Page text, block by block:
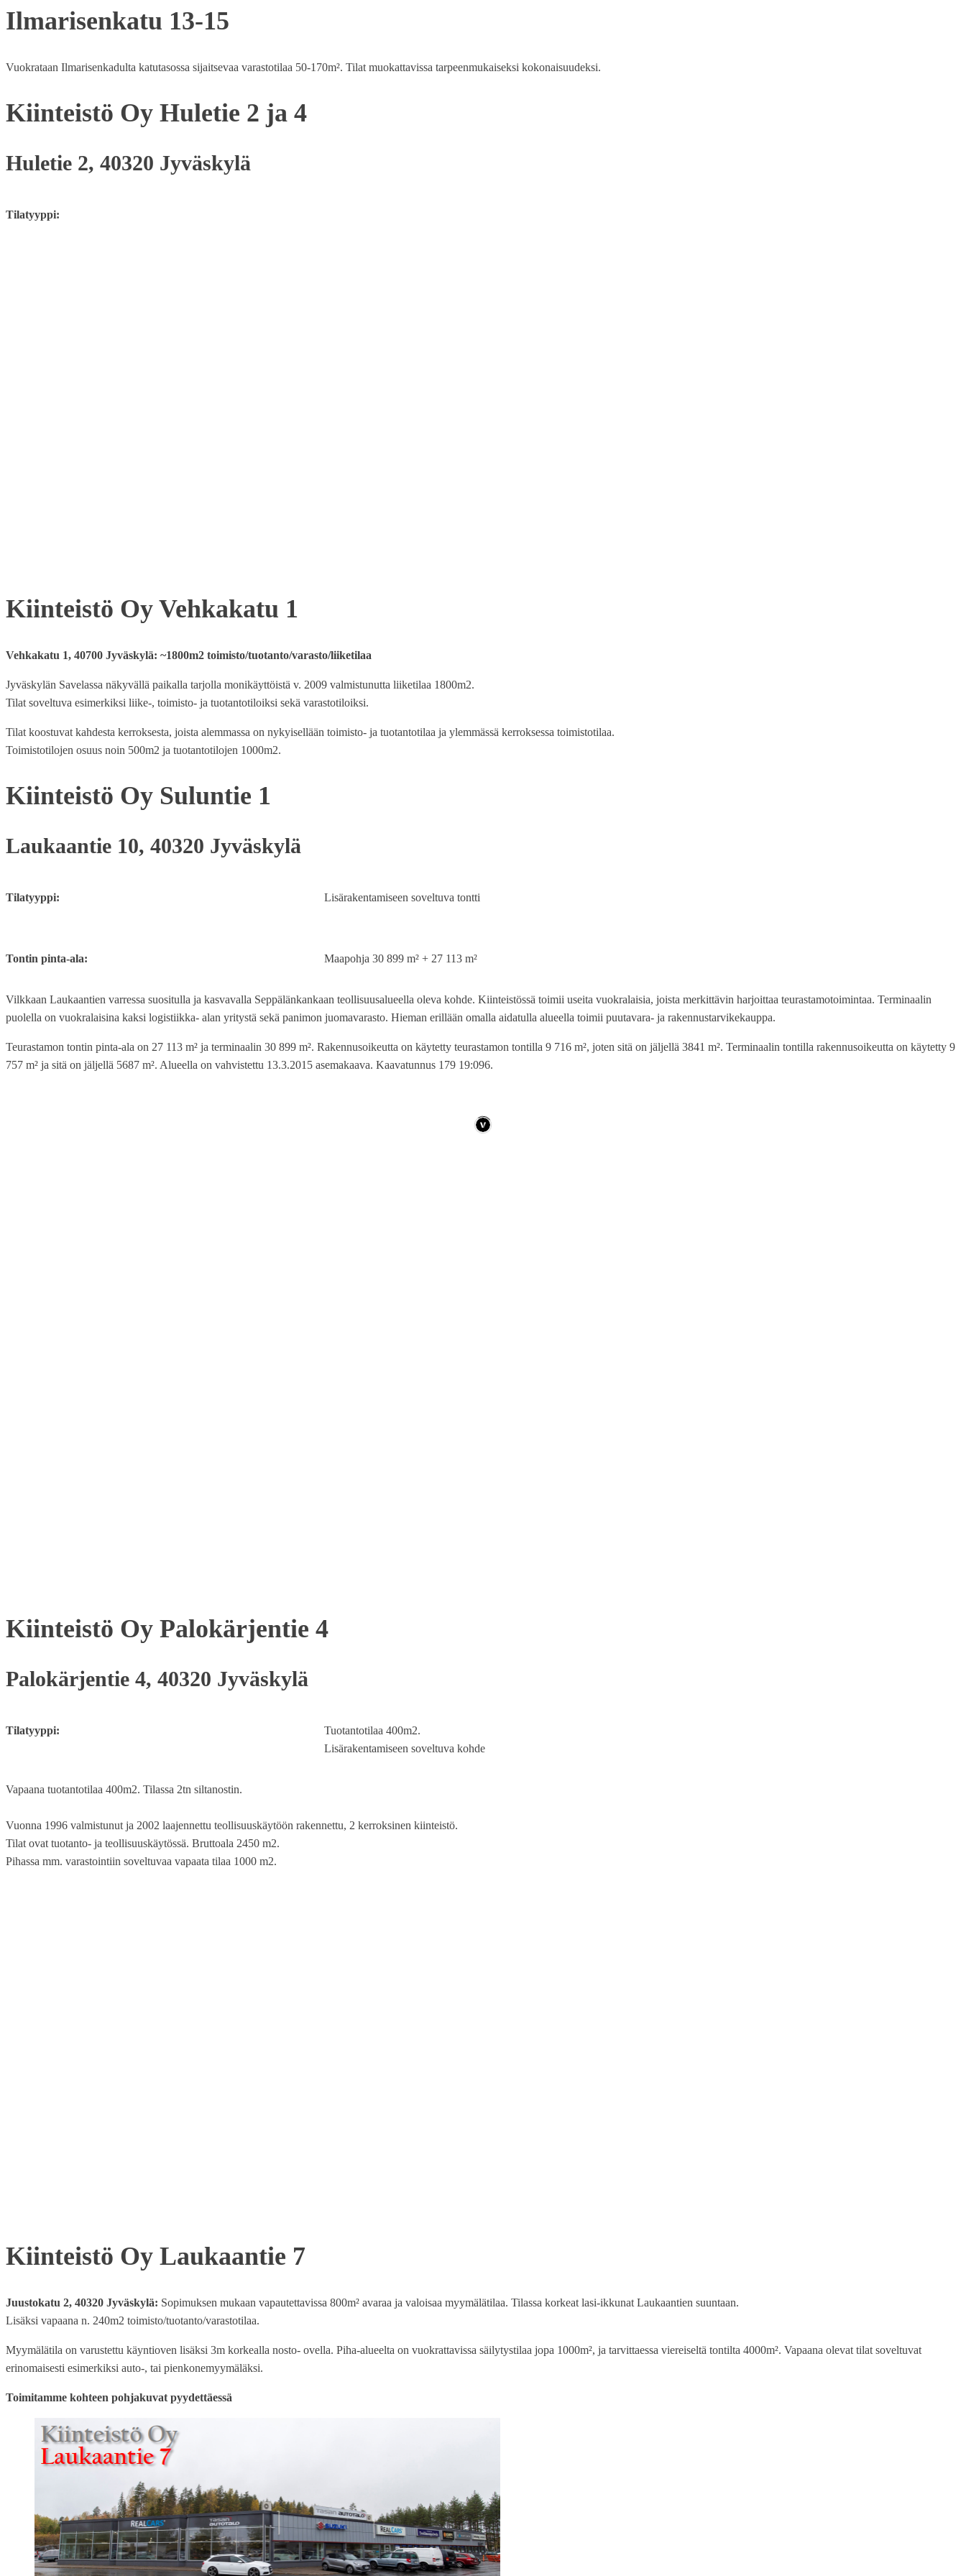
Ilmarisenkatu 13-15
Vuokrataan Ilmarisenkadulta katutasossa sijaitsevaa varastotilaa 50-170m². Tilat muokattavissa tarpeenmukaiseksi kokonaisuudeksi.
Kiinteistö Oy Huletie 2 ja 4
Huletie 2, 40320 Jyväskylä
Tilatyyppi:
Kiinteistö Oy Vehkakatu 1
Vehkakatu 1, 40700 Jyväskylä: ~1800m2 toimisto/tuotanto/varasto/liiketilaa
Jyväskylän Savelassa näkyvällä paikalla tarjolla monikäyttöistä v. 2009 valmistunutta liiketilaa 1800m2.
Tilat soveltuva esimerkiksi liike-, toimisto- ja tuotantotiloiksi sekä varastotiloiksi.
Tilat koostuvat kahdesta kerroksesta, joista alemmassa on nykyisellään toimisto- ja tuotantotilaa ja ylemmässä kerroksessa toimistotilaa.
Toimistotilojen osuus noin 500m2 ja tuotantotilojen 1000m2.
Kiinteistö Oy Suluntie 1
Laukaantie 10, 40320 Jyväskylä
Tilatyyppi: Lisärakentamiseen soveltuva tontti
Tontin pinta-ala: Maapohja 30 899 m² + 27 113 m²
Vilkkaan Laukaantien varressa suositulla ja kasvavalla Seppälänkankaan teollisuusalueella oleva kohde. Kiinteistössä toimii useita vuokralaisia, joista merkittävin harjoittaa teurastamotoimintaa. Terminaalin
puolella on vuokralaisina kaksi logistiikka- alan yritystä sekä panimon juomavarasto. Hieman erillään omalla aidatulla alueella toimii puutavara- ja rakennustarvikekauppa.
Teurastamon tontin pinta-ala on 27 113 m² ja terminaalin 30 899 m². Rakennusoikeutta on käytetty teurastamon tontilla 9 716 m², joten sitä on jäljellä 3841 m². Terminaalin tontilla rakennusoikeutta on käytetty 9
757 m² ja sitä on jäljellä 5687 m². Alueella on vahvistettu 13.3.2015 asemakaava. Kaavatunnus 179 19:096.
Kiinteistö Oy Palokärjentie 4
Palokärjentie 4, 40320 Jyväskylä
Tilatyyppi:
Tuotantotilaa 400m2.
Lisärakentamiseen soveltuva kohde
Vapaana tuotantotilaa 400m2. Tilassa 2tn siltanostin.
Vuonna 1996 valmistunut ja 2002 laajennettu teollisuuskäytöön rakennettu, 2 kerroksinen kiinteistö.
Tilat ovat tuotanto- ja teollisuuskäytössä. Bruttoala 2450 m2.
Pihassa mm. varastointiin soveltuvaa vapaata tilaa 1000 m2.
Kiinteistö Oy Laukaantie 7
Juustokatu 2, 40320 Jyväskylä: Sopimuksen mukaan vapautettavissa 800m² avaraa ja valoisaa myymälätilaa. Tilassa korkeat lasi-ikkunat Laukaantien suuntaan.
Lisäksi vapaana n. 240m2 toimisto/tuotanto/varastotilaa.
Myymälätila on varustettu käyntioven lisäksi 3m korkealla nosto- ovella. Piha-alueelta on vuokrattavissa säilytystilaa jopa 1000m², ja tarvittaessa viereiseltä tontilta 4000m². Vapaana olevat tilat soveltuvat
erinomaisesti esimerkiksi auto-, tai pienkonemyymäläksi.
Toimitamme kohteen pohjakuvat pyydettäessä